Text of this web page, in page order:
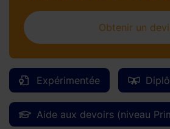
Expérimentée
Aide aux devoirs (niveau
Obtenir un